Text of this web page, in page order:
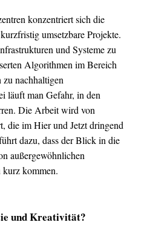
konzentriert sich die
umsetzbare Projekte.
und Systeme zu
Algorithmen im Bereich
nachhaltigen
läuft man Gefahr, in den
Die Arbeit wird von
die im Hier und Jetzt dringend
dazu, dass der Blick in die
außergewöhnlichen
kommen.
und Kreativität?